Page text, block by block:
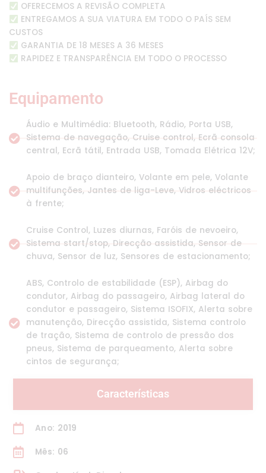
OFERECEMOS A REVISÃO COMPLETA
ENTREGAMOS A SUA VIATURA EM TODO O PAÍS SEM
CUSTOS
GARANTIA DE 18 MESES A 36 MESES
RAPIDEZ E TRANSPARÊNCIA EM TODO O PROCESSO
Equipamento
Áudio e Multimédia: Bluetooth, Rádio, Porta USB,
Sistema de navegação, Cruise control, Ecrã consola
central, Ecrã tátil, Entrada USB, Tomada Elétrica 12V;
Apoio de braço dianteiro, Volante em pele, Volante
multifunções, Jantes de liga-Leve, Vidros eléctricos
à frente;
Cruise Control, Luzes diurnas, Faróis de nevoeiro,
Sistema start/stop, Direcção assistida, Sensor de
chuva, Sensor de luz, Sensores de estacionamento;
ABS, Controlo de estabilidade (ESP), Airbag do
condutor, Airbag do passageiro, Airbag lateral do
condutor e passageiro, Sistema ISOFIX, Alerta sobre
manutenção, Direcção assistida, Sistema controlo
de tração, Sistema de controlo de pressão dos
pneus, Sistema de parqueamento, Alerta sobre
cintos de segurança;
Características
Ano: 2019
Mês: 06